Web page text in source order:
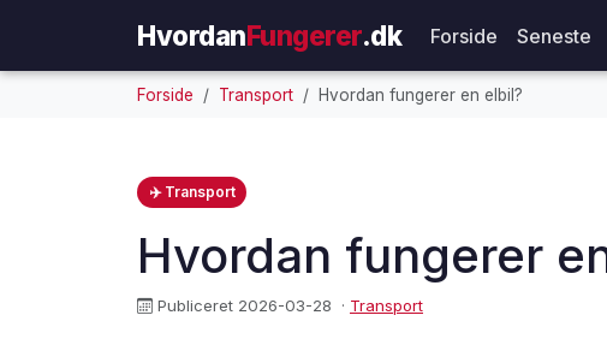
HvordanFungerer.dk Forside Seneste
Forside Transport Hvordan fungerer en elbil?
✈️ Transport
Hvordan fungerer
Publiceret 2026-03-28 · Transport